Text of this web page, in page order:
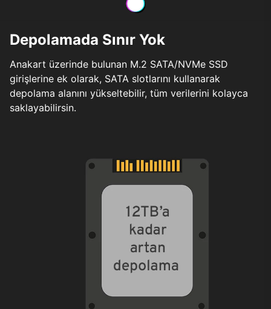
Depolamada Sınır Yok
Anakart üzerinde bulunan M.2 SATA/NVMe SSD
girişlerine ek olarak, SATA slotlarını kullanarak
depolama alanını yükseltebilir, tüm verilerini kolayca
saklayabilirsin.